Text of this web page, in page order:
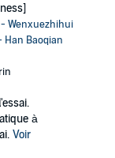
Wenxuezhihui
Han Baoqian
à
Voir